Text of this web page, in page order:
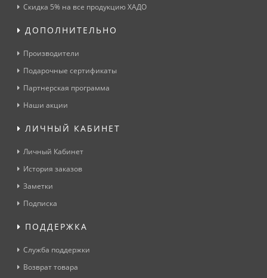
Скидка 5% на все продукцию ХАДО
ДОПОЛНИТЕЛЬНО
Производители
Подарочные сертификаты
Партнерская программа
Наши акции
ЛИЧНЫЙ КАБИНЕТ
Личный Кабинет
История заказов
Заметки
Подписка
ПОДДЕРЖКА
Служба поддержки
Возврат товара